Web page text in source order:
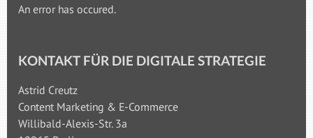
An error has occured.
KONTAKT FÜR DIE DIGITALE STRATEGIE
Astrid Creutz
Content Marketing & E-Commerce
Willibald-Alexis-Str. 3a